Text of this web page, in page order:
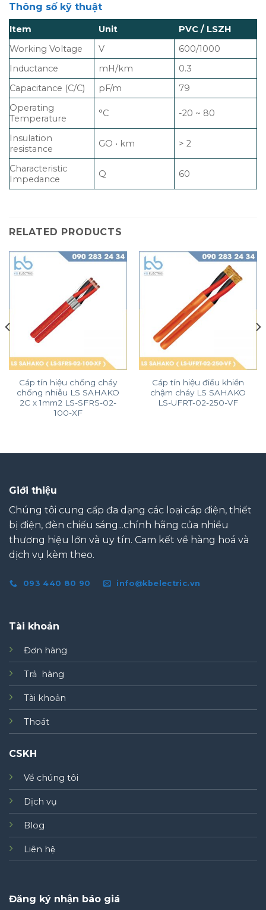
Thông số kỹ thuật
Item Unit
PVC / LSZH
Working Voltage
V
600/1000
Inductance
mH/km
0.3
Capacitance (C/C)
pF/m
79
Operating
Temperature
°C -20 ~ 80
Insulation
resistance
GO • km > 2
Characteristic
Impedance
Q 60
RELATED PRODUCTS
Cáp tín hiệu chống cháy
chống nhiễu LS SAHAKO
2C x 1mm2 LS-SFRS-02-
100-XF
Cáp tín hiệu điều khiển
chậm cháy LS SAHAKO
LS-UFRT-02-250-VF
Giới thiệu
Chúng tôi cung cấp đa dạng các loại cáp điện, thiết
bị điện, đèn chiếu sáng...chính hãng của nhiều
thương hiệu lớn và uy tín. Cam kết về hàng hoá và
dịch vụ kèm theo.
093 440 80 90 info@kbelectric.vn
Tài khoản
Đơn hàng
Trả hàng
Tài khoản
Thoát
CSKH
Về chúng tôi
Dịch vụ
Blog
Liên hệ
Đăng ký nhận báo giá